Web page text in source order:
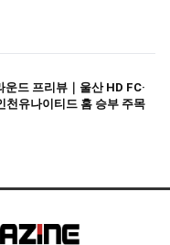
운드 프리뷰｜울산 HD FC·
천유나이티드 홈 승부 주목